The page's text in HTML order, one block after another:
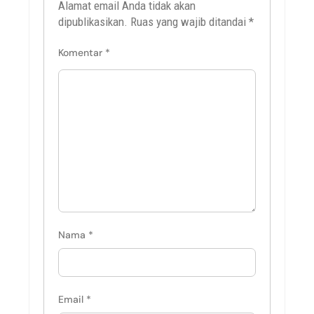
Alamat email Anda tidak akan
dipublikasikan. Ruas yang wajib ditandai*
Komentar *
Nama *
Email *